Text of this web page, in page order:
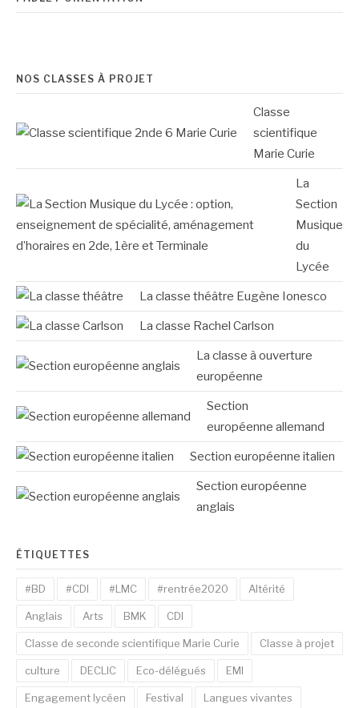
NOS CLASSES À PROJET
Classe
scientifique
Marie Curie
La
Section
Musique
du
Lycée
La classe théâtre Eugène Ionesco
La classe Rachel Carlson
La classe à ouverture
européenne
Section
européenne allemand
Section européenne italien
Section européenne
anglais
ÉTIQUETTES
#BD #CDI #LMC #rentrée2020 Altérité
Anglais Arts BMK CDI
Classe de seconde scientifique Marie Curie Classe à projet
culture DECLIC Eco-délégués EMI
Engagement lycéen Festival Langues vivantes